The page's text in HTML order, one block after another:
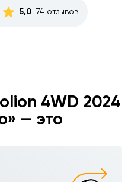
5,0 74 отзывов
4WD 2024
— это